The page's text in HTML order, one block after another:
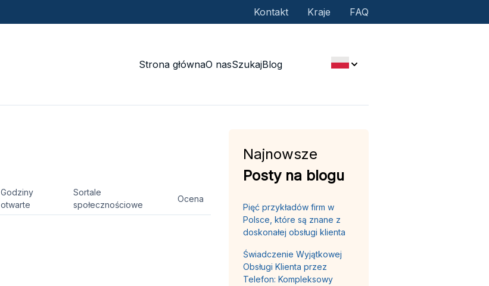
Kontakt Kraje FAQ
Strona głównaO nasSzukajBlog
Godziny
otwarte
Sortale
społecznościowe
Ocena
Najnowsze
Posty na blogu
Pięć przykładów firm w
Polsce, które są znane z
doskonałej obsługi klienta
Świadczenie Wyjątkowej
Obsługi Klienta przez
Telefon: Kompleksowy